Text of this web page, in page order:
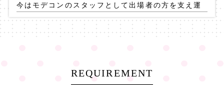
今はモデコンのスタッフとして出場者の方を支え運
営に携わらせていただいてます。モデコンを更に盛
り上げれるように、また自分が誰かに憧れられる存
い方や自分はそんなキャラじゃないからと思ってる
REQUIREMENT